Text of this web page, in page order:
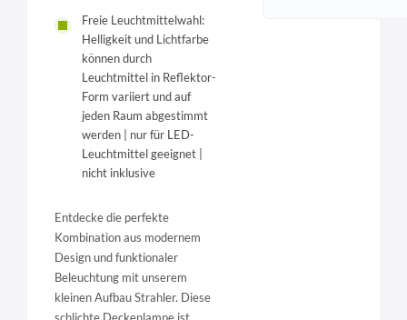
Freie Leuchtmittelwahl:
Helligkeit und Lichtfarbe
können durch
Leuchtmittel in Reflektor-
Form variiert und auf
jeden Raum abgestimmt
werden | nur für LED-
Leuchtmittel geeignet |
nicht inklusive
Entdecke die perfekte
Kombination aus modernem
Design und funktionaler
Beleuchtung mit unserem
kleinen Aufbau Strahler. Diese